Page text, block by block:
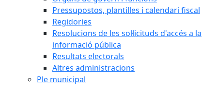
Pressupostos, plantilles i calendari fiscal
Regidories
Resolucions de les sol·licituds d'accés a la
informació pública
Resultats electorals
Altres administracions
Ple municipal